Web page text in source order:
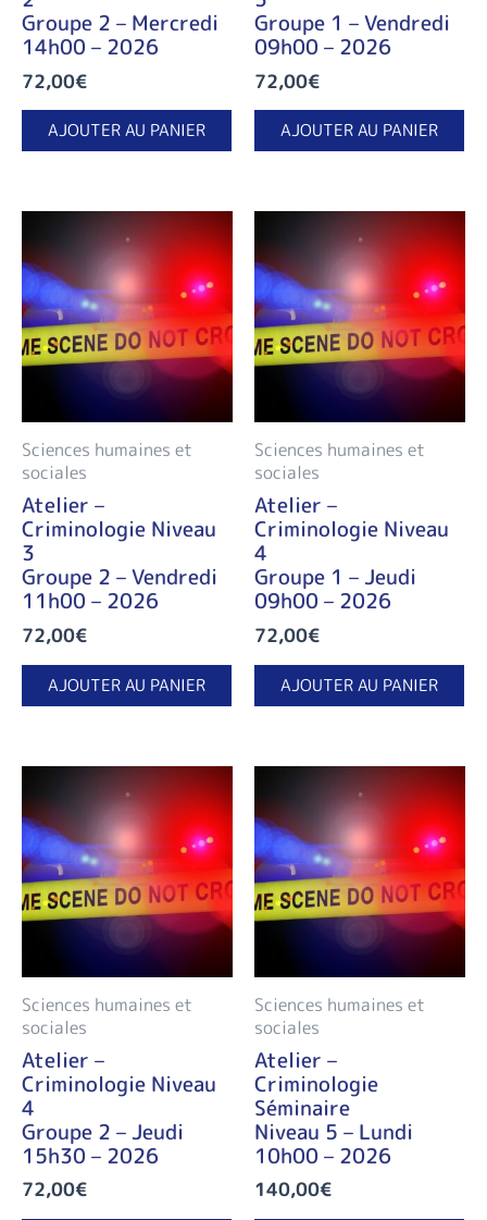
Groupe 2 – Mercredi
14h00 – 2026
72,00€
AJOUTER AU PANIER
Groupe 1 – Vendredi
09h00 – 2026
72,00€
AJOUTER AU PANIER
Sciences humaines et
sociales
Atelier –
Criminologie Niveau
3
Groupe 2 – Vendredi
11h00 – 2026
72,00€
AJOUTER AU PANIER
Sciences humaines et
sociales
Atelier –
Criminologie Niveau
4
Groupe 1 – Jeudi
09h00 – 2026
72,00€
AJOUTER AU PANIER
Sciences humaines et
sociales
Atelier –
Criminologie Niveau
4
Groupe 2 – Jeudi
15h30 – 2026
72,00€
Sciences humaines et
sociales
Atelier –
Criminologie
Séminaire
Niveau 5 – Lundi
10h00 – 2026
140,00€